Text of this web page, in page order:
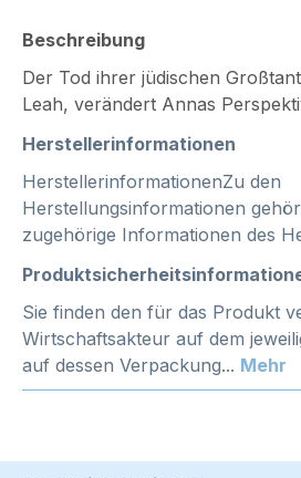
Beschreibung
Der Tod ihrer jüdischen
Leah, verändert Annas
Herstellerinformationen
HerstellerinformationenZu den
Herstellungsinformationen
zugehörige Informationen des
Sie finden den für das Produkt
Wirtschaftsakteur auf dem
auf dessen Verpackung... Mehr